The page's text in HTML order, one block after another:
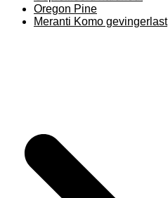
Oregon Pine
Meranti Komo gevingerlast